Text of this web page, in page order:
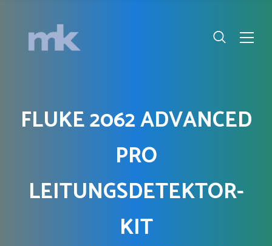
FLUKE 2062 ADVANCED
PRO
LEITUNGSDETEKTOR-
KIT